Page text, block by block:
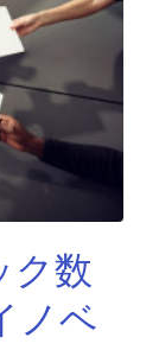
ク数
ノベ